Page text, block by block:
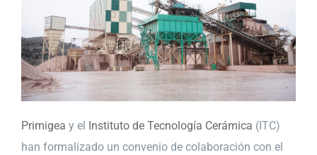
Primigea y el Instituto de Tecnología Cerámica (ITC)
han formalizado un convenio de colaboración con el